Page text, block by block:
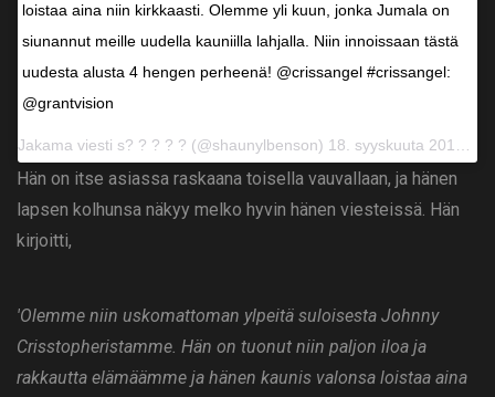
loistaa aina niin kirkkaasti. Olemme yli kuun, jonka Jumala on
siunannut meille uudella kauniilla lahjalla. Niin innoissaan tästä
uudesta alusta 4 hengen perheenä! @crissangel #crissangel:
@grantvision
Jakama viesti s? ? ? ? ? (@shaunylbenson) 18. syyskuuta 2018 klo 12.21 PDT
Hän on itse asiassa raskaana toisella vauvallaan, ja hänen
lapsen kolhunsa näkyy melko hyvin hänen viesteissä. Hän
kirjoitti,
'Olemme niin uskomattoman ylpeitä suloisesta Johnny
Crisstopheristamme. Hän on tuonut niin paljon iloa ja
rakkautta elämäämme ja hänen kaunis valonsa loistaa aina